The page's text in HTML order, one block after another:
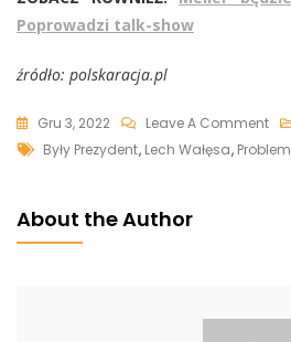
Poprowadzi talk-show
źródło: polskaracja.pl
Gru 3, 2022 Leave A CommentOn
Tags
Były Prezydent, Lech Wałęsa,
About the Author